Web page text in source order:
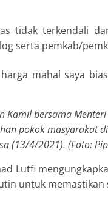
tidak terkendali
serta pemkab/
mahal saya
Kamil bersama
pokok masyarakat
(13/4/2021). (Foto:
Lutfi
untuk